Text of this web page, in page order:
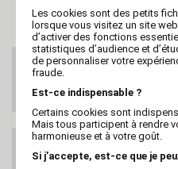
ou
DES
Les cookies sont des petits
lorsque vous visitez un site
d’activer des fonctions
statistiques d’audience et
de personnaliser votre
fraude.
Est-ce indispensable ?
Certains cookies sont
Mais tous participent à rendre
harmonieuse et à votre goût.
Si j’accepte, est-ce que je